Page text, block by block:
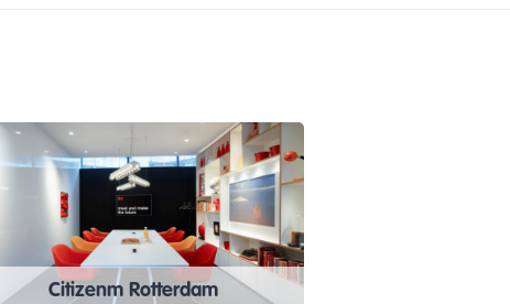
Citizenm Rotterdam